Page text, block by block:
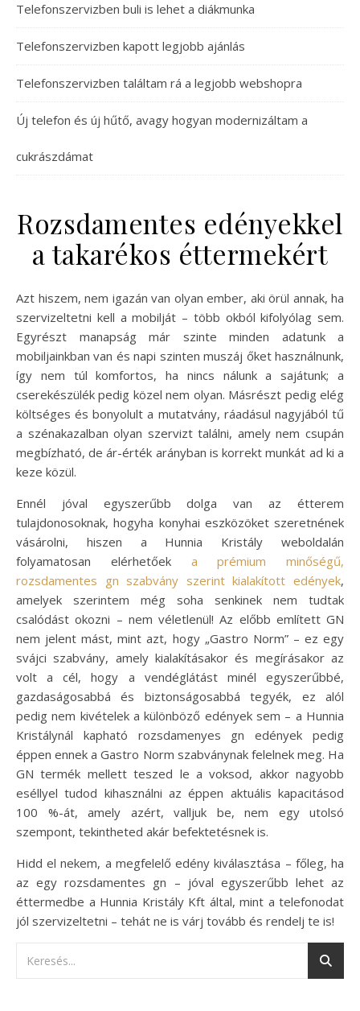
Telefonszervizben buli is lehet a diákmunka
Telefonszervizben kapott legjobb ajánlás
Telefonszervizben találtam rá a legjobb webshopra
Új telefon és új hűtő, avagy hogyan modernizáltam a
cukrászdámat
Rozsdamentes edényekkel
a takarékos éttermekért
Azt hiszem, nem igazán van olyan ember, aki örül annak, ha
szervizeltetni kell a mobilját – több okból kifolyólag sem.
Egyrészt manapság már szinte minden adatunk a
mobiljainkban van és napi szinten muszáj őket használnunk,
így nem túl komfortos, ha nincs nálunk a sajátunk; a
cserekészülék pedig közel nem olyan. Másrészt pedig elég
költséges és bonyolult a mutatvány, ráadásul nagyjából tű
a szénakazalban olyan szervizt találni, amely nem csupán
megbízható, de ár-érték arányban is korrekt munkát ad ki a
keze közül.
Ennél jóval egyszerűbb dolga van az étterem
tulajdonosoknak, hogyha konyhai eszközöket szeretnének
vásárolni, hiszen a Hunnia Kristály weboldalán
folyamatosan elérhetőek a prémium minőségű,
rozsdamentes gn szabvány szerint kialakított edények,
amelyek szerintem még soha senkinek nem tudtak
csalódást okozni – nem véletlenül! Az előbb említett GN
nem jelent mást, mint azt, hogy „Gastro Norm” – ez egy
svájci szabvány, amely kialakításakor és megírásakor az
volt a cél, hogy a vendéglátást minél egyszerűbbé,
gazdaságosabbá és biztonságosabbá tegyék, ez alól
pedig nem kivételek a különböző edények sem – a Hunnia
Kristálynál kapható rozsdamenyes gn edények pedig
éppen ennek a Gastro Norm szabványnak felelnek meg. Ha
GN termék mellett teszed le a voksod, akkor nagyobb
eséllyel tudod kihasználni az éppen aktuális kapacitásod
100 %-át, amely azért, valljuk be, nem egy utolsó
szempont, tekintheted akár befektetésnek is.
Hidd el nekem, a megfelelő edény kiválasztása – főleg, ha
az egy rozsdamentes gn – jóval egyszerűbb lehet az
éttermedbe a Hunnia Kristály Kft által, mint a telefonodat
jól szervizeltetni – tehát ne is várj tovább és rendelj te is!